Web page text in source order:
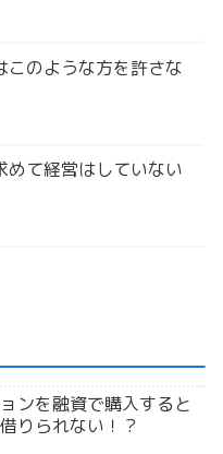
このような方を許さな
めて経営はしていない
ンを融資で購入すると
りられない！？